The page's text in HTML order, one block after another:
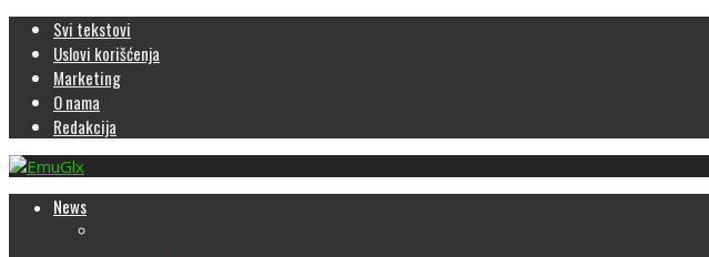
Svi tekstovi
Uslovi korišćenja
Marketing
O nama
Redakcija
News